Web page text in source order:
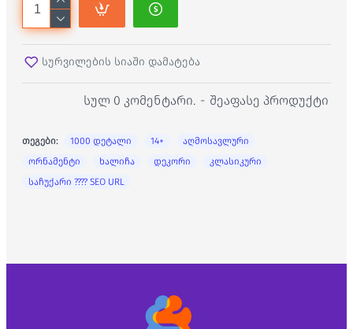
სულ 0 კომენტარი. - შეაფასე პროდუქტი
სურვილების სიაში დამატება
თეგები: 1000 დეტალი 14+
აღმოსავლური
ორნამენტი
ხალიჩა დეკორი
კლასიკური
საჩუქარი ???? SEO URL